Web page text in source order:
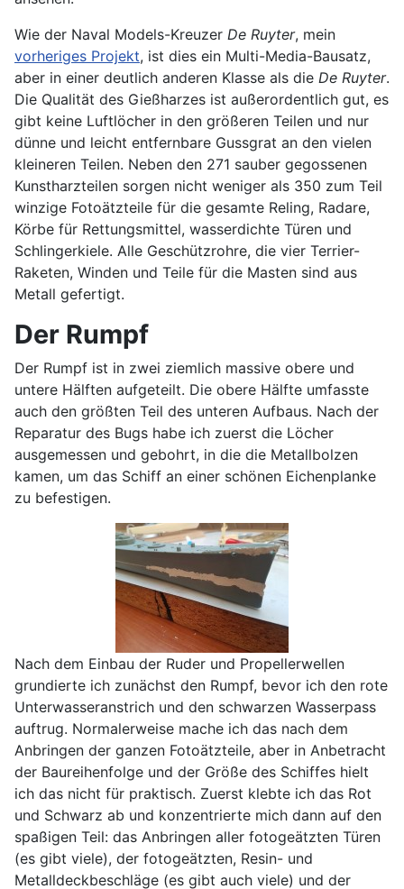
Wie der Naval Models-Kreuzer De Ruyter, mein
vorheriges Projekt, ist dies ein Multi-Media-Bausatz,
aber in einer deutlich anderen Klasse als die De Ruyter.
Die Qualität des Gießharzes ist außerordentlich gut, es
gibt keine Luftlöcher in den größeren Teilen und nur
dünne und leicht entfernbare Gussgrat an den vielen
kleineren Teilen. Neben den 271 sauber gegossenen
Kunstharzteilen sorgen nicht weniger als 350 zum Teil
winzige Fotoätzteile für die gesamte Reling, Radare,
Körbe für Rettungsmittel, wasserdichte Türen und
Schlingerkiele. Alle Geschützrohre, die vier Terrier-
Raketen, Winden und Teile für die Masten sind aus
Metall gefertigt.
Der Rumpf
Der Rumpf ist in zwei ziemlich massive obere und
untere Hälften aufgeteilt. Die obere Hälfte umfasste
auch den größten Teil des unteren Aufbaus. Nach der
Reparatur des Bugs habe ich zuerst die Löcher
ausgemessen und gebohrt, in die die Metallbolzen
kamen, um das Schiff an einer schönen Eichenplanke
zu befestigen.
Nach dem Einbau der Ruder und Propellerwellen
grundierte ich zunächst den Rumpf, bevor ich den rote
Unterwasseranstrich und den schwarzen Wasserpass
auftrug. Normalerweise mache ich das nach dem
Anbringen der ganzen Fotoätzteile, aber in Anbetracht
der Baureihenfolge und der Größe des Schiffes hielt
ich das nicht für praktisch. Zuerst klebte ich das Rot
und Schwarz ab und konzentrierte mich dann auf den
spaßigen Teil: das Anbringen aller fotogeätzten Türen
(es gibt viele), der fotogeätzten, Resin- und
Metalldeckbeschläge (es gibt auch viele) und der